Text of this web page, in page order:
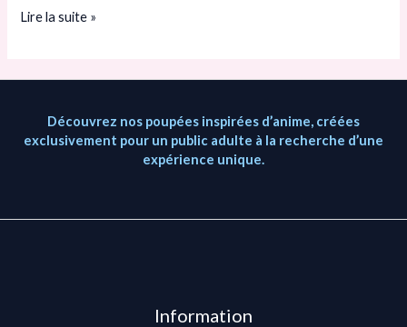
Lire la suite »
Découvrez nos poupées inspirées d’anime, créées
exclusivement pour un public adulte à la recherche d’une
expérience unique.
Information